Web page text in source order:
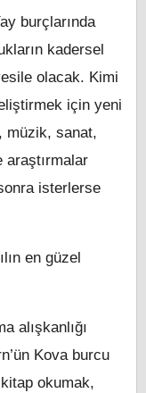
burçlarında
kadersel
olacak. Kimi
için yeni
müzik, sanat,
isterlerse
en güzel
alışkanlığı
Kova burcu
okumak,